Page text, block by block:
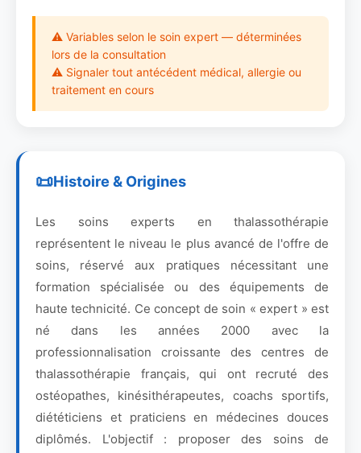
⚠ Variables selon le soin expert — déterminées
lors de la consultation
⚠ Signaler tout antécédent médical, allergie ou
traitement en cours
Histoire & Origines
Les soins experts en thalassothérapie
représentent le niveau le plus avancé de l'offre de
soins, réservé aux pratiques nécessitant une
formation spécialisée ou des équipements de
haute technicité. Ce concept de soin « expert » est
né dans les années 2000 avec la
professionnalisation croissante des centres de
thalassothérapie français, qui ont recruté des
ostéopathes, kinésithérapeutes, coachs sportifs,
diététiciens et praticiens en médecines douces
diplômés. L'objectif : proposer des soins de